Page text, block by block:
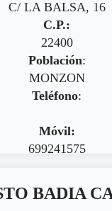
C/ LA BALSA, 16
C.P.:
22400
Población:
MONZON
Teléfono:
Móvil:
699241575
BADIA